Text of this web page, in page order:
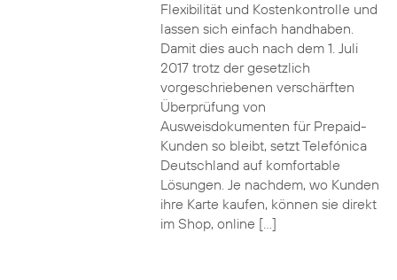
Flexibilität und Kostenkontrolle und
lassen sich einfach handhaben.
Damit dies auch nach dem 1. Juli
2017 trotz der gesetzlich
vorgeschriebenen verschärften
Überprüfung von
Ausweisdokumenten für Prepaid-
Kunden so bleibt, setzt Telefónica
Deutschland auf komfortable
Lösungen. Je nachdem, wo Kunden
ihre Karte kaufen, können sie direkt
im Shop, online […]